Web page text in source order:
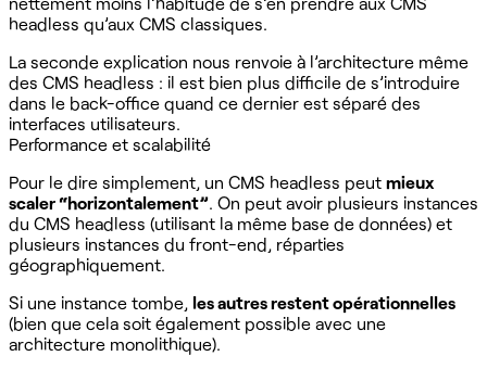
headless qu’aux CMS classiques.
La seconde explication nous renvoie à l’architecture même
des CMS headless : il est bien plus difficile de s’introduire
dans le back-office quand ce dernier est séparé des
interfaces utilisateurs.
Performance et scalabilité
Pour le dire simplement, un CMS headless peut mieux
scaler “horizontalement”. On peut avoir plusieurs instances
du CMS headless (utilisant la même base de données) et
plusieurs instances du front-end, réparties
géographiquement. ‍
Si une instance tombe, les autres restent opérationnelles
(bien que cela soit également possible avec une
architecture monolithique). ‍